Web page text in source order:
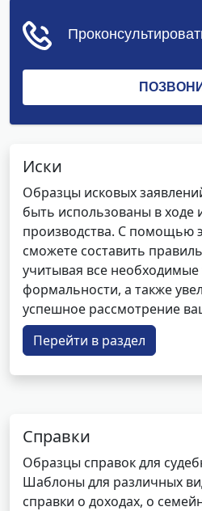
Иски
Образцы исковых
быть использованы в ходе
производства. С помощью
сможете составить
учитывая все
формальности, а также
успешное рассмотрение
Перейти в раздел
Справки
Образцы справок для
Шаблоны для различных
справки о доходах, о